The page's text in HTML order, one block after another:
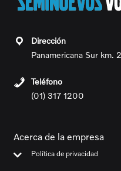
Panamericana Sur
(01) 317 1200
Acerca de la empresa
Política de privacidad